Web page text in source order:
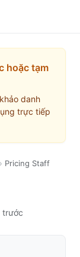
hoặc tạm
danh
trực tiếp
› Pricing Staff
trước